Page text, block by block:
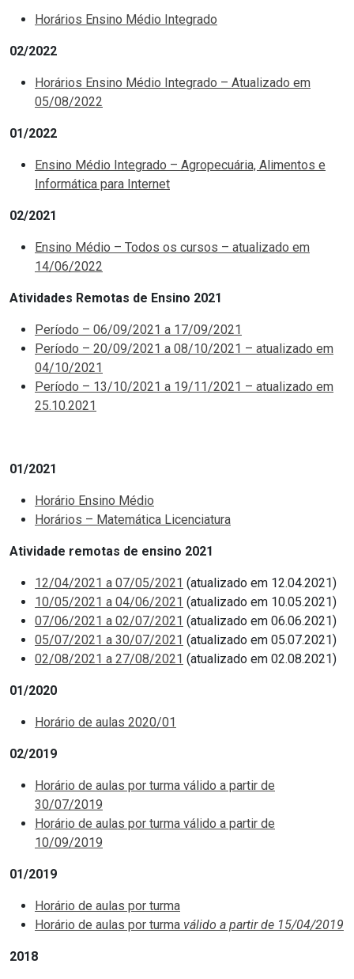
Horários Ensino Médio Integrado
02/2022
Horários Ensino Médio Integrado – Atualizado em
05/08/2022
01/2022
Ensino Médio Integrado – Agropecuária, Alimentos e
Informática para Internet
02/2021
Ensino Médio – Todos os cursos – atualizado em
14/06/2022
Atividades Remotas de Ensino 2021
Período – 06/09/2021 a 17/09/2021
Período – 20/09/2021 a 08/10/2021 – atualizado em
04/10/2021
Período – 13/10/2021 a 19/11/2021 – atualizado em
25.10.2021
01/2021
Horário Ensino Médio
Horários – Matemática Licenciatura
Atividade remotas de ensino 2021
12/04/2021 a 07/05/2021 (atualizado em 12.04.2021)
10/05/2021 a 04/06/2021 (atualizado em 10.05.2021)
07/06/2021 a 02/07/2021 (atualizado em 06.06.2021)
05/07/2021 a 30/07/2021 (atualizado em 05.07.2021)
02/08/2021 a 27/08/2021 (atualizado em 02.08.2021)
01/2020
Horário de aulas 2020/01
02/2019
Horário de aulas por turma válido a partir de
30/07/2019
Horário de aulas por turma válido a partir de
10/09/2019
01/2019
Horário de aulas por turma
Horário de aulas por turma válido a partir de 15/04/2019
2018